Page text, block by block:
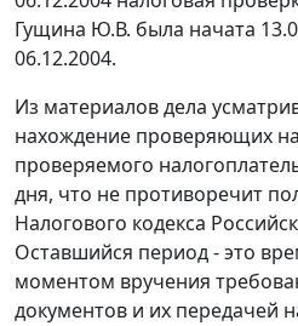
Гущина Ю.В. была начата
06.12.2004.
Из материалов дела
нахождение проверяющих
проверяемого
дня, что не противоречит
Налогового кодекса
Оставшийся период - это
моментом вручения
документов и их передачей